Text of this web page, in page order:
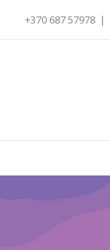
+370 687 57978 |